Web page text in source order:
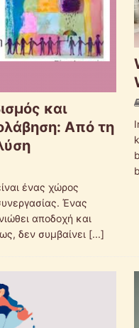
και
Από τη
ένας χώρος
Ένας
αποδοχή και
δεν συμβαίνει [...]